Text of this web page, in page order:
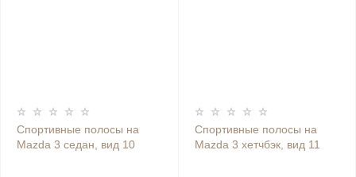
Спортивные полосы на
Mazda 3 седан, вид 10
Спортивные полосы на
Mazda 3 хетчбэк, вид 11